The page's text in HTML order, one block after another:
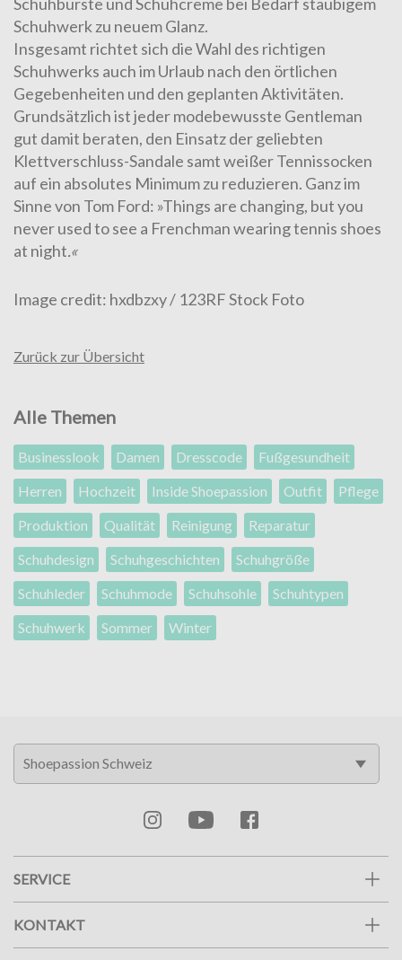
Schuhwerk zu neuem Glanz.
Insgesamt richtet sich die Wahl des richtigen
Schuhwerks auch im Urlaub nach den örtlichen
Gegebenheiten und den geplanten Aktivitäten.
Grundsätzlich ist jeder modebewusste Gentleman
gut damit beraten, den Einsatz der geliebten
Klettverschluss-Sandale samt weißer Tennissocken
auf ein absolutes Minimum zu reduzieren. Ganz im
Sinne von Tom Ford: »Things are changing, but you
never used to see a Frenchman wearing tennis shoes
at night.«
Image credit: hxdbzxy / 123RF Stock Foto
Zurück zur Übersicht
Alle Themen
Businesslook Damen Dresscode
Fußgesundheit
Herren
Hochzeit Inside Shoepassion Outfit
Pflege
Produktion
Qualität Reinigung
Reparatur
Schuhdesign
Schuhgeschichten
Schuhgröße
Schuhleder
Schuhmode Schuhsohle
Schuhtypen
Schuhwerk
Sommer Winter
SERVICE
KONTAKT